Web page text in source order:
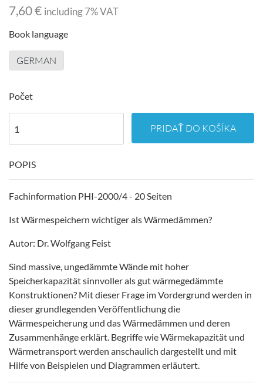
7,60 € including 7% VAT
Book language
GERMAN
Počet
PRIDAŤ DO KOŠÍKA
POPIS
Fachinformation PHI-2000/4 - 20 Seiten
Ist Wärmespeichern wichtiger als Wärmedämmen?
Autor: Dr. Wolfgang Feist
Sind massive, ungedämmte Wände mit hoher
Speicherkapazität sinnvoller als gut wärmegedämmte
Konstruktionen? Mit dieser Frage im Vordergrund werden in
dieser grundlegenden Veröffentlichung die
Wärmespeicherung und das Wärmedämmen und deren
Zusammenhänge erklärt. Begriffe wie Wärmekapazität und
Wärmetransport werden anschaulich dargestellt und mit
Hilfe von Beispielen und Diagrammen erläutert.